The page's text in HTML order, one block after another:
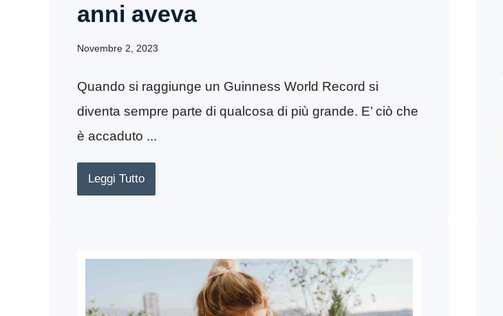
anni aveva
Novembre 2, 2023
Quando si raggiunge un Guinness World Record si
diventa sempre parte di qualcosa di più grande. E’ ciò che
è accaduto ...
Leggi Tutto